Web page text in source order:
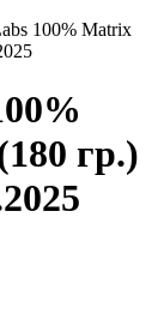
100% Matrix
гр.)